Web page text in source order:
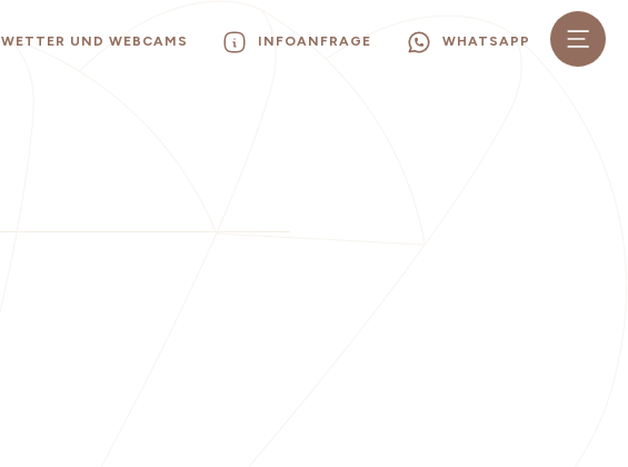
WETTER UND WEBCAMS INFOANFRAGE WHATSAPP